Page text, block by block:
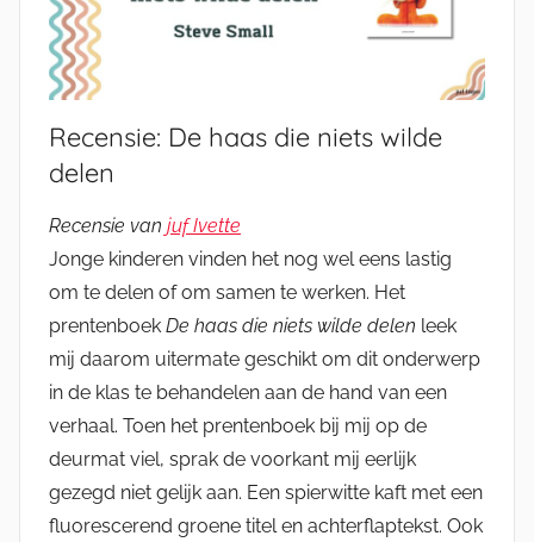
Recensie: De haas die niets wilde
delen
Recensie van juf Ivette
Jonge kinderen vinden het nog wel eens lastig
om te delen of om samen te werken. Het
prentenboek De haas die niets wilde delen leek
mij daarom uitermate geschikt om dit onderwerp
in de klas te behandelen aan de hand van een
verhaal. Toen het prentenboek bij mij op de
deurmat viel, sprak de voorkant mij eerlijk
gezegd niet gelijk aan. Een spierwitte kaft met een
fluorescerend groene titel en achterflaptekst. Ook